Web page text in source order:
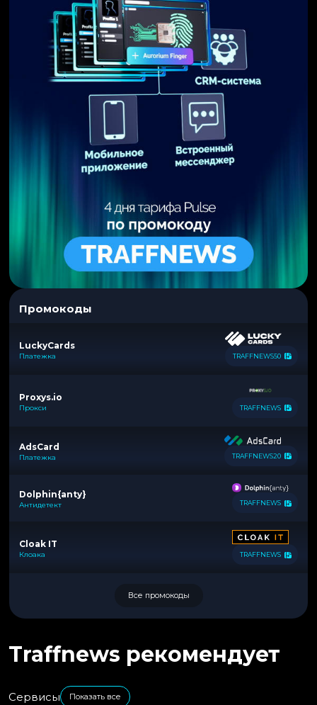
Промокоды
LuckyCards
Платежка TRAFFNEWS50
Proxys.io
Прокси TRAFFNEWS
AdsCard
Платежка TRAFFNEWS20
Dolphin{anty}
Антидетект TRAFFNEWS
Cloak IT
Клоака TRAFFNEWS
Все промокоды
Traffnews рекомендует
Сервисы Показать все